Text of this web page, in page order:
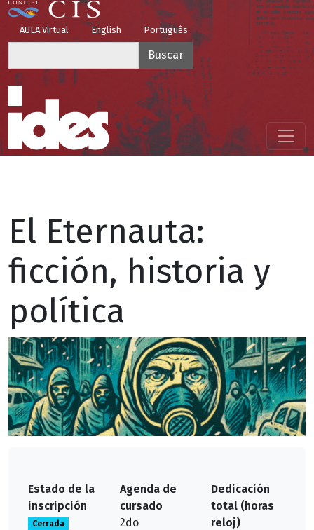
Pasar al contenido principal
Top Menu
AULA Virtual English Português
Menú principal
El Eternauta:
ficción, historia y
política
Estado de la
inscripción
Cerrada
Agenda de
cursado
2do
Dedicación
total (horas
reloj)